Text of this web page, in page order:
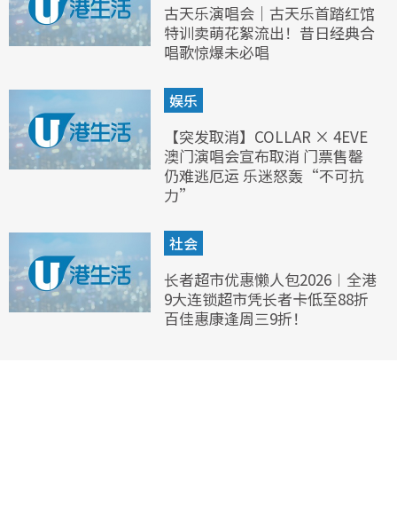
古天乐演唱会｜古天乐首踏红馆
特训卖萌花絮流出！昔日经典合
唱歌惊爆未必唱
娱乐
【突发取消】COLLAR × 4EVE
澳门演唱会宣布取消 门票售罄
仍难逃厄运 乐迷怒轰“不可抗
力”
社会
长者超市优惠懒人包2026︱全港
9大连锁超市凭长者卡低至88折
百佳惠康逢周三9折！